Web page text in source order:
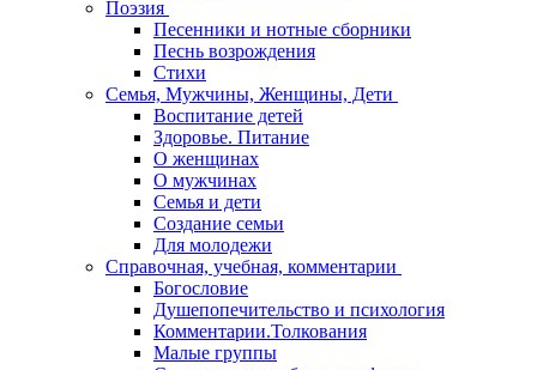
Поэзия
Песенники и нотные сборники
Песнь возрождения
Стихи
Семья, Мужчины, Женщины, Дети
Воспитание детей
Здоровье. Питание
О женщинах
О мужчинах
Семья и дети
Создание семьи
Для молодежи
Справочная, учебная, комментарии
Богословие
Душепопечительство и психология
Комментарии.Толкования
Малые группы